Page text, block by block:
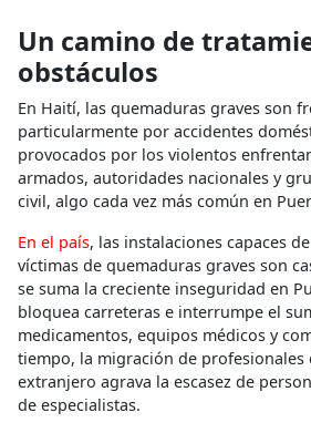
Un camino de
obstáculos
En Haití, las quemaduras graves son
particularmente por accidentes
provocados por los violentos
armados, autoridades nacionales y
civil, algo cada vez más común en
En el país, las instalaciones capaces
víctimas de quemaduras graves son
se suma la creciente inseguridad en
bloquea carreteras e interrumpe el
medicamentos, equipos médicos y
tiempo, la migración de profesionales
extranjero agrava la escasez de
de especialistas.